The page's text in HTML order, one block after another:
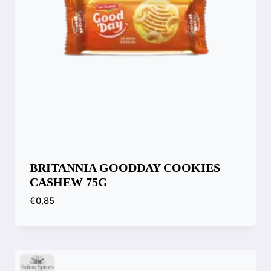
BRITANNIA GOODDAY COOKIES
CASHEW 75G
€0,85